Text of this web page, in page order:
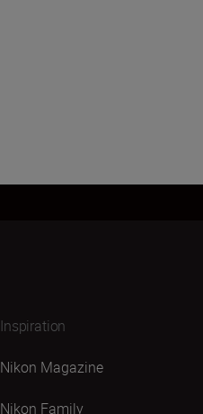
Inspiration
Nikon Magazine
Nikon Family